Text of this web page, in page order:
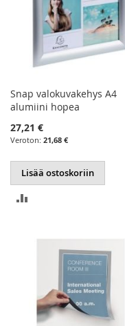
Snap valokuvakehys A4
alumiini hopea
27,21 €
21,68 €
Lisää ostoskoriin